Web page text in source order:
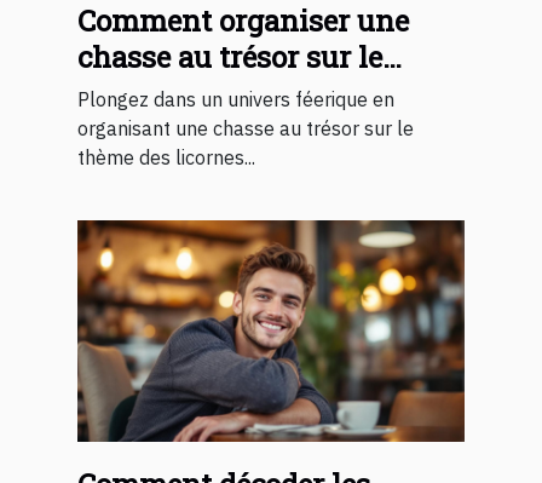
Comment organiser une
chasse au trésor sur le
thème des licornes pour
enfants ?
Plongez dans un univers féerique en
organisant une chasse au trésor sur le
thème des licornes...